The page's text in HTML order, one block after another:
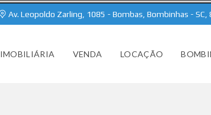
Av. Leopoldo Zarling, 1085 - Bombas, Bombinhas -
IMOBILIÁRIA VENDA LOCAÇÃO